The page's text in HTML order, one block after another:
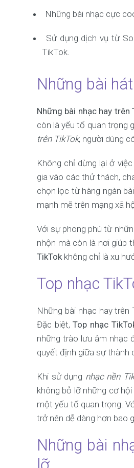
Những bài nhạc cực
Sử dụng dịch vụ từ
TikTok.
Những bài
Những bài nhạc hay trên
còn là yếu tố quan trọng
trên TikTok, người dùng
Không chỉ dừng lại ở
gia vào các thử thách,
chọn lọc từ hàng ngàn
mạnh mẽ trên mạng xã
Với sự phong phú từ
nhộn mà còn là nơi giúp
TikTok không chỉ là xu
Top nhạc
Những bài nhạc hay
Đặc biệt,Top nhạc
những trào lưu âm nhạc
quyết định giữa sự thành
Khi sử dụng nhạc nền
không bỏ lỡ những cơ
một yếu tố quan trọng.
trở nên dễ dàng hơn bao
Những bài